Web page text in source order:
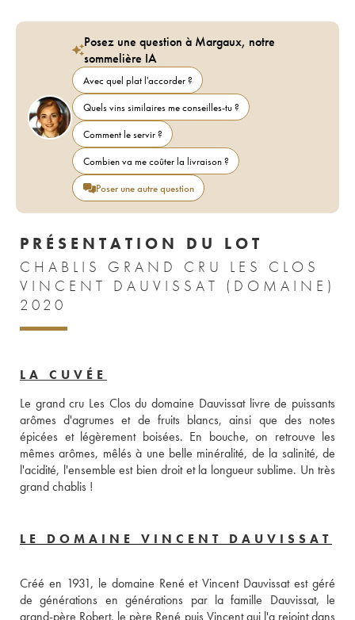
Posez une question à Margaux, notre
sommelière IA
Avec quel plat l'accorder ?
Quels vins similaires me conseilles-tu ?
Comment le servir ?
Combien va me coûter la livraison ?
Poser une autre question
PRÉSENTATION DU LOT
CHABLIS GRAND CRU LES CLOS
VINCENT DAUVISSAT (DOMAINE)
2020
LA CUVÉE
Le grand cru Les Clos du domaine Dauvissat livre de puissants
arômes d'agrumes et de fruits blancs, ainsi que des notes
épicées et légèrement boisées. En bouche, on retrouve les
mêmes arômes, mêlés à une belle minéralité, de la salinité, de
l'acidité, l'ensemble est bien droit et la longueur sublime. Un très
grand chablis !
LE DOMAINE VINCENT DAUVISSAT
Créé en 1931, le domaine René et Vincent Dauvissat est géré
de générations en générations par la famille Dauvissat, le
grand-père Robert, le père René puis Vincent qui l'a rejoint dans